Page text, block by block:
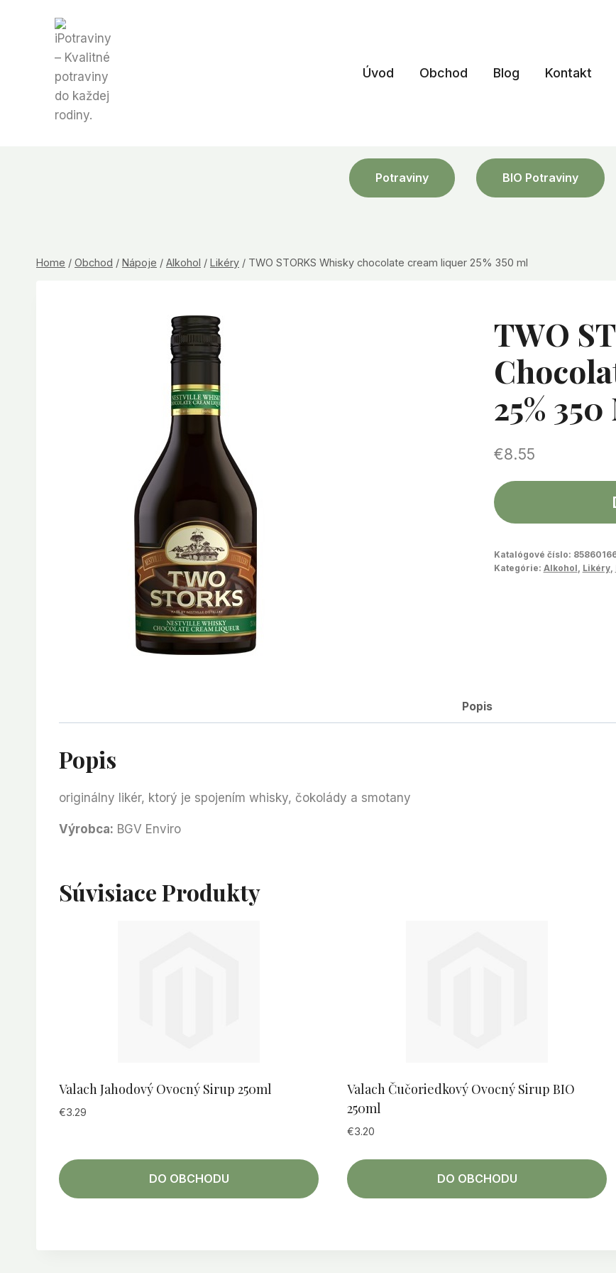
Úvod Obchod Blog Kontakt
Potraviny BIO Potraviny
Home / Obchod / Nápoje / Alkohol / Likéry / TWO STORKS Whisky chocolate cream liquer 25% 350 ml
TWO
25%
€8.55
Katalógové číslo:
Kategórie: Alkohol Likéry,
Popis
Popis
originálny likér, ktorý je spojením whisky, čokolády a smotany
Výrobca: BGV Enviro
Súvisiace Produkty
Valach Jahodový Ovocný Sirup 250ml
€3.29
DO OBCHODU
Valach Čučoriedkový Ovocný Sirup BIO
250ml
€3.20
DO OBCHODU